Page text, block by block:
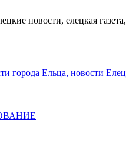
новости, елецкая
города Ельца, новости